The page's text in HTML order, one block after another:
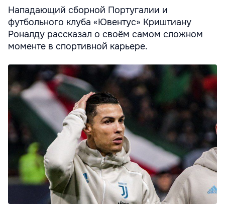
Нападающий сборной Португалии и
футбольного клуба «Ювентус» Криштиану
Роналду рассказал о своём самом сложном
моменте в спортивной карьере.